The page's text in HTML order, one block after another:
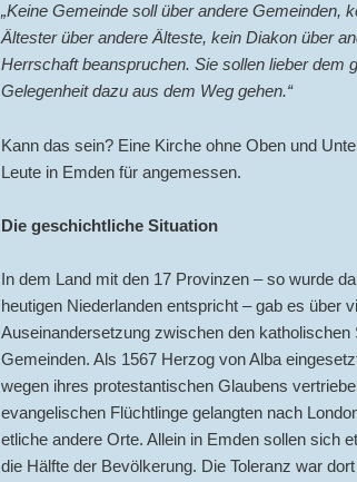
„Keine Gemeinde soll über andere Gemeinden,
Ältester über andere Älteste, kein Diakon über
Herrschaft beanspruchen. Sie sollen lieber dem
Gelegenheit dazu aus dem Weg gehen.“
Kann das sein? Eine Kirche ohne Oben und
Leute in Emden für angemessen.
Die geschichtliche Situation
In dem Land mit den 17 Provinzen – so wurde
heutigen Niederlanden entspricht – gab es über
Auseinandersetzung zwischen den
Gemeinden. Als 1567 Herzog von Alba
wegen ihres protestantischen Glaubens
evangelischen Flüchtlinge gelangten nach
etliche andere Orte. Allein in Emden sollen sich
die Hälfte der Bevölkerung. Die Toleranz war